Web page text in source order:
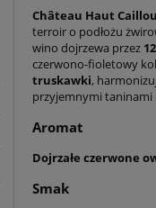
Château Haut Caillou
terroir o podłożu
wino dojrzewa przez
czerwono-fioletowy
truskawki,
przyjemnymi taninami
Aromat
Dojrzałe czerwone
Smak